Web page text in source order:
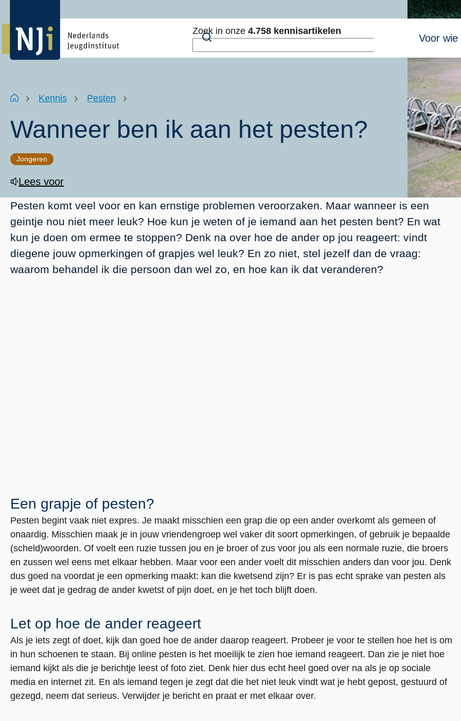
inhoud
Voor wie
Zoek in onze 4.758 kennisartikelen
Kruimelpad
HomeKennis Pesten
Wanneer ben ik aan het pesten?
Jongeren
Lees voor
Pesten komt veel voor en kan ernstige problemen veroorzaken. Maar wanneer is een
geintje nou niet meer leuk? Hoe kun je weten of je iemand aan het pesten bent? En wat
kun je doen om ermee te stoppen? Denk na over hoe de ander op jou reageert: vindt
diegene jouw opmerkingen of grapjes wel leuk? En zo niet, stel jezelf dan de vraag:
waarom behandel ik die persoon dan wel zo, en hoe kan ik dat veranderen?
Een grapje of pesten?
Pesten begint vaak niet expres. Je maakt misschien een grap die op een ander overkomt als gemeen of
onaardig. Misschien maak je in jouw vriendengroep wel vaker dit soort opmerkingen, of gebruik je bepaalde
(scheld)woorden. Of voelt een ruzie tussen jou en je broer of zus voor jou als een normale ruzie, die broers
en zussen wel eens met elkaar hebben. Maar voor een ander voelt dit misschien anders dan voor jou. Denk
dus goed na voordat je een opmerking maakt: kan die kwetsend zijn? Er is pas echt sprake van pesten als
je weet dat je gedrag de ander kwetst of pijn doet, en je het toch blijft doen.
Let op hoe de ander reageert
Als je iets zegt of doet, kijk dan goed hoe de ander daarop reageert. Probeer je voor te stellen hoe het is om
in hun schoenen te staan. Bij online pesten is het moeilijk te zien hoe iemand reageert. Dan zie je niet hoe
iemand kijkt als die je berichtje leest of foto ziet. Denk hier dus echt heel goed over na als je op sociale
media en internet zit. En als iemand tegen je zegt dat die het niet leuk vindt wat je hebt gepost, gestuurd of
gezegd, neem dat serieus. Verwijder je bericht en praat er met elkaar over.